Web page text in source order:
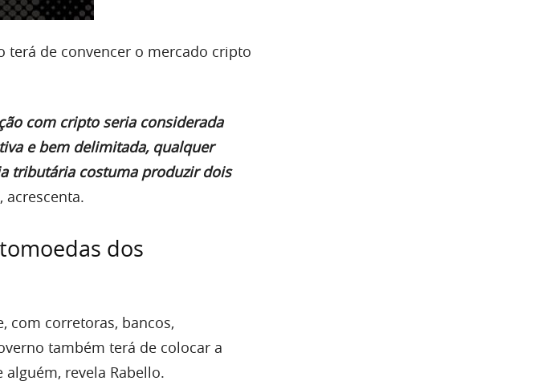
terá de convencer o mercado cripto
com cripto seria considerada
e bem delimitada, qualquer
tributária costuma produzir dois
acrescenta.
dos
com corretoras, bancos,
também terá de colocar a
revela Rabello.